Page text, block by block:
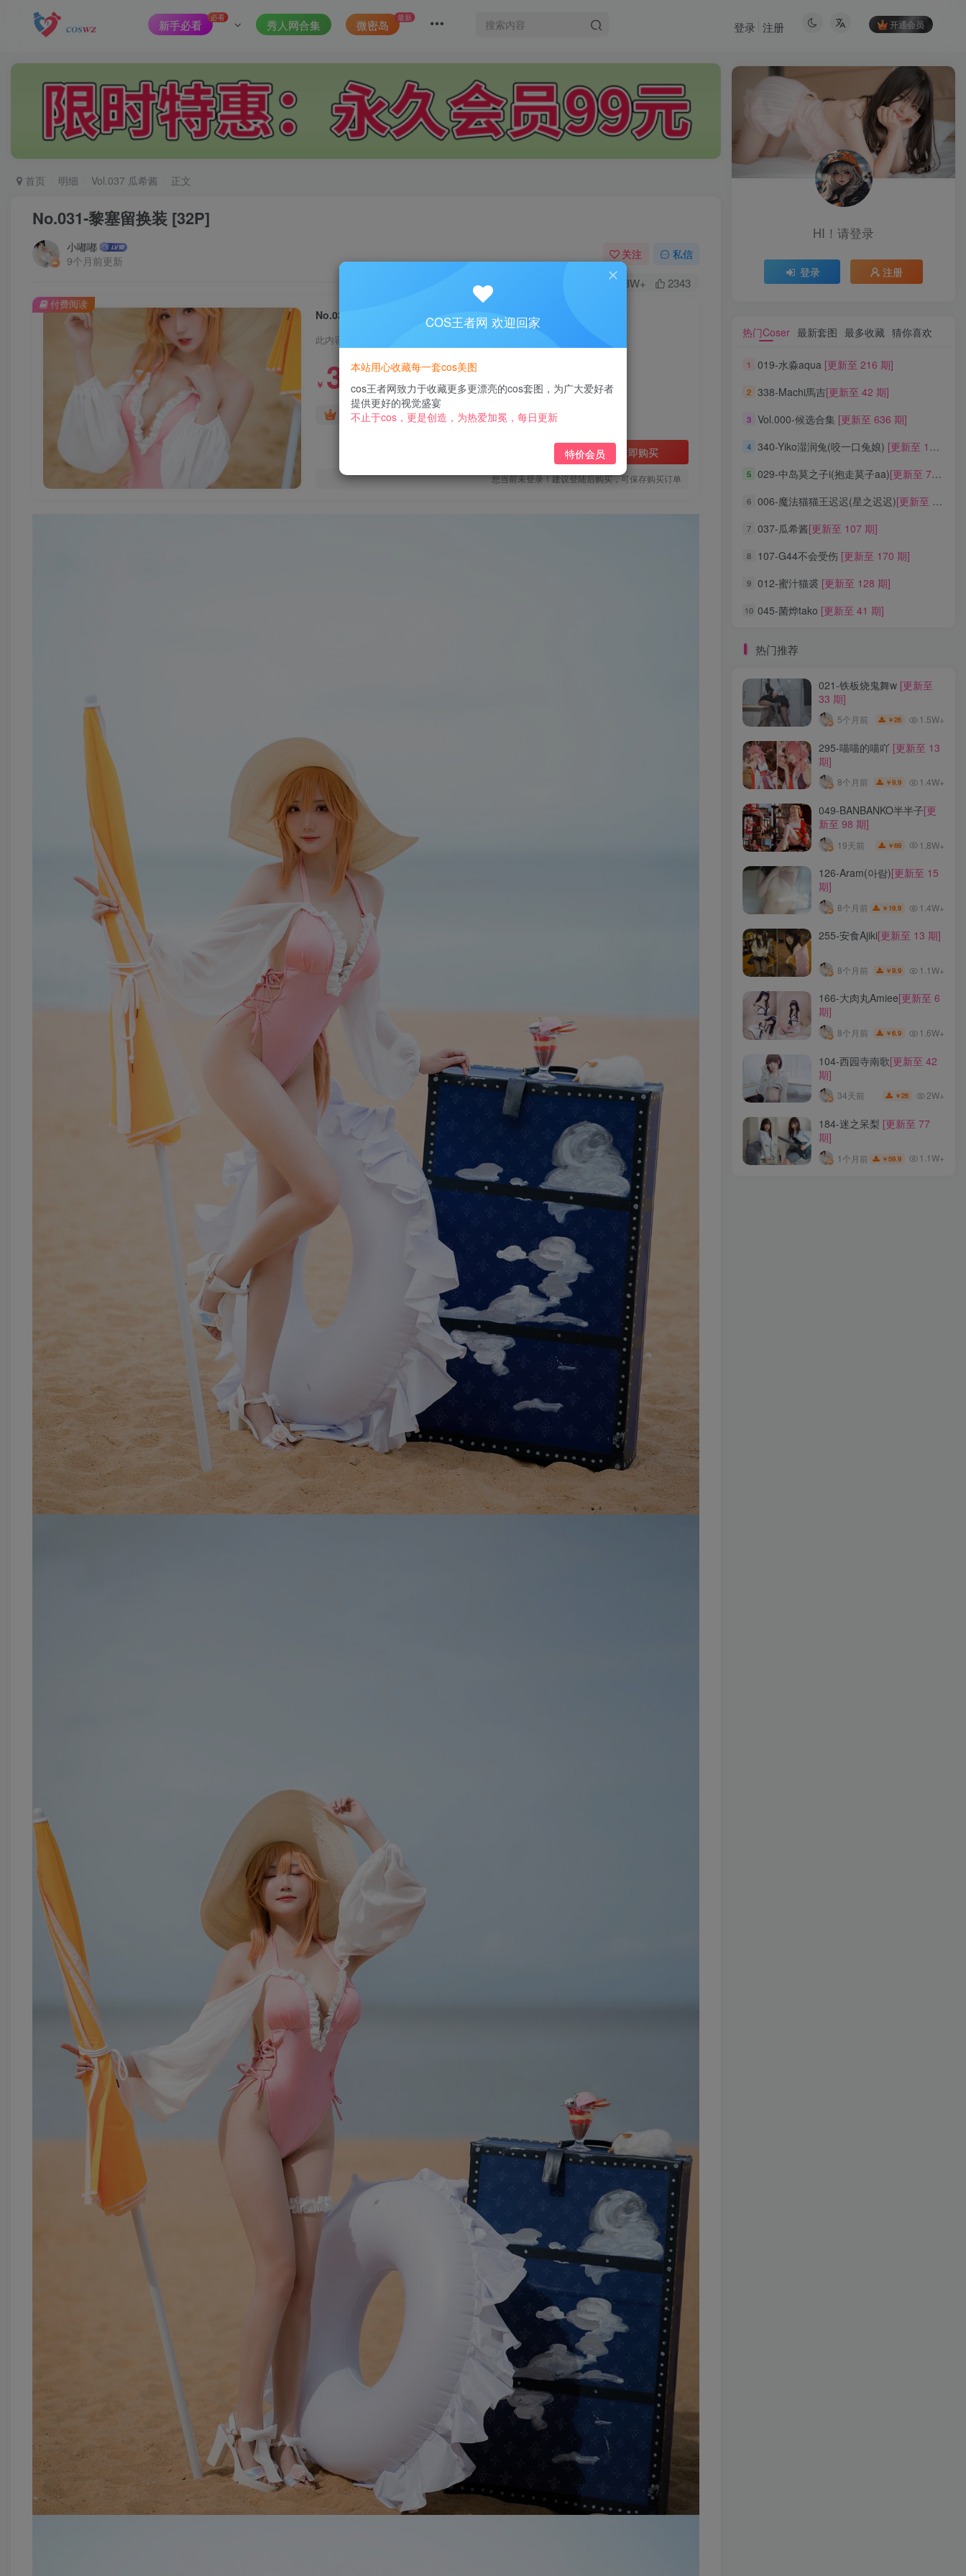
新手必看 必看 秀人网合集 微密岛 最新
开通会员
登录 注册
首页 明细 Vol.037 瓜希酱 正文
No.031-黎塞留换装 [32P]
小嘟嘟
9个月前更新
关注 私信
1.3W+ 2343
No.031-黎塞留换装 [32P]
此内容为付费阅读，请付费后查看
￥ 3
黄金会员免费 钻石会员免费
立即购买
您当前未登录！建议登陆后购买，可保存购买订单
付费阅读
HI！请登录
登录 注册
热门Coser 最新套图 最多收藏 猜你喜欢
1 019-水淼aqua [更新至 216 期]
2 338-Machi馬吉[更新至 42 期]
3 Vol.000-候选合集 [更新至 636 期]
4 340-Yiko湿润兔(咬一口兔娘) [更新至 136 期]
5 029-中岛莫之子i(抱走莫子aa)[更新至 76 期]
6 006-魔法猫猫王迟迟(星之迟迟)[更新至 320 期]
7 037-瓜希酱[更新至 107 期]
8 107-G44不会受伤 [更新至 170 期]
9 012-蜜汁猫裘 [更新至 128 期]
10 045-菌烨tako [更新至 41 期]
热门推荐
021-铁板烧鬼舞w [更新至
33 期]
5个月前 ￥26 1.5W+
295-喵喵的喵吖 [更新至 13
期]
8个月前 ￥9.9 1.4W+
049-BANBANKO半半子[更
新至 98 期]
19天前 ￥69 1.8W+
126-Aram(아람)[更新至 15
期]
8个月前 ￥ 19.9 1.4W+
255-安食Ajiki[更新至 13 期]
8个月前 ￥9.9 1.1W+
166-大肉丸Amiee[更新至 6
期]
8个月前 ￥6.9 1.6W+
104-西园寺南歌[更新至 42
期]
34天前 ￥26 2W+
184-迷之呆梨 [更新至 77
期]
1个月前 ￥59.9 1.1W+
HI！请登录
登录 注册
热门Coser 最新套图 最多收藏 猜你喜欢
1 019-水淼aqua [更新至 216 期]
2 338-Machi馬吉[更新至 42 期]
3 Vol.000-候选合集 [更新至 636 期]
4 340-Yiko湿润兔(咬一口兔娘) [更新至 136 期]
5 029-中岛莫之子i(抱走莫子aa)[更新至 76 期]
6 006-魔法猫猫王迟迟(星之迟迟)[更新至 320 期]
7 037-瓜希酱[更新至 107 期]
8 107-G44不会受伤 [更新至 170 期]
9 012-蜜汁猫裘 [更新至 128 期]
10 045-菌烨tako [更新至 41 期]
标签云
龙年活动 龙宫地狱 龙娘图鉴
龙娘
龙姬
龙华妃咲JK
龙华妃咲cos
龙华妃咲
黛尔 黑龙贯通
黑黑麦
黑馆晴奈
黑靡烟旗袍 黑钻兔子
黑金
黑贞德泳装
黑贞兔子
黑见芹香
黑裤妹
热门推荐
33 期]
期]
新至 98 期]
期]
COS王者网 欢迎回家
本站用心收藏每一套cos美图
cos王者网致力于收藏更多更漂亮的cos套图，为广大爱好者
提供更好的视觉盛宴
不止于cos，更是创造，为热爱加冕，每日更新
特价会员